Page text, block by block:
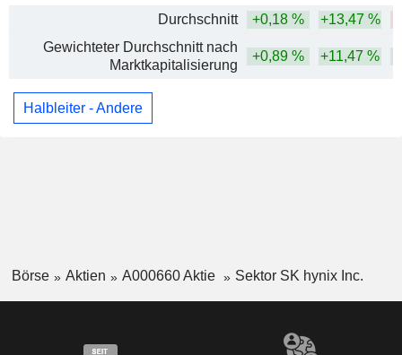
Durchschnitt
+0,18 % +13,47 %
Gewichteter Durchschnitt nach
Marktkapitalisierung
+0,89 % +11,47 %
Halbleiter - Andere
Börse Aktien A000660 Aktie Sektor SK hynix Inc.